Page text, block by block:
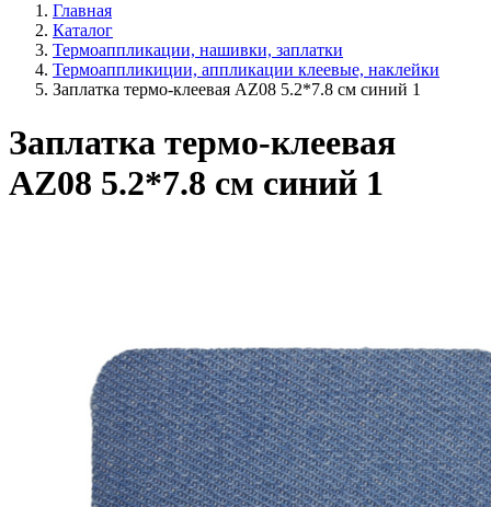
Главная
Каталог
Термоаппликации, нашивки, заплатки
Термоаппликиции, аппликации клеевые, наклейки
Заплатка термо-клеевая AZ08 5.2*7.8 см синий 1
Заплатка термо-клеевая
AZ08 5.2*7.8 см синий 1